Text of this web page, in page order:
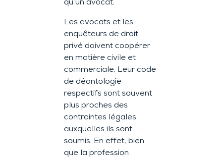
qu’un avocat.
Les avocats et les
enquêteurs de droit
privé doivent coopérer
en matière civile et
commerciale. Leur code
de déontologie
respectifs sont souvent
plus proches des
contraintes légales
auxquelles ils sont
soumis. En effet, bien
que la profession